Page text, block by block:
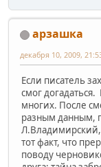
арзашка
декабря 10, 2009,
Если писатель
смог
многих. После
разным данным,
Л.Владимирский,
тот факт, что
поводу